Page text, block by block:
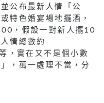
公布最新人情「公
特色婚宴場地擺酒，
，假設一對新人擺10
情總數約
實在又不是個小數
，萬一處理不當，分